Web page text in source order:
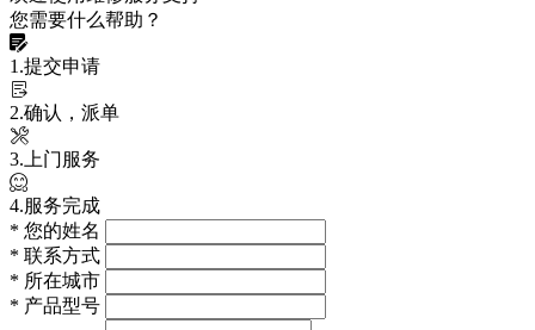
您需要什么帮助？
1.提交申请
2.确认，派单
3.上门服务
4.服务完成
* 您的姓名
* 联系方式
* 所在城市
* 产品型号